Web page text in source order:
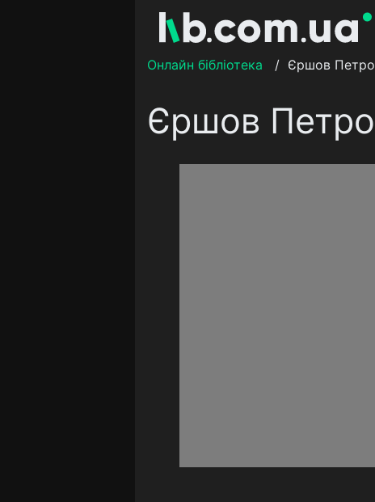
Онлайн бібліотека / Єршов Петро
Єршов Петро